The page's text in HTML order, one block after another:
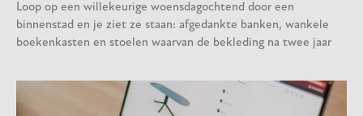
Loop op een willekeurige woensdagochtend door een
binnenstad en je ziet ze staan: afgedankte banken, wankele
boekenkasten en stoelen waarvan de bekleding na twee jaar